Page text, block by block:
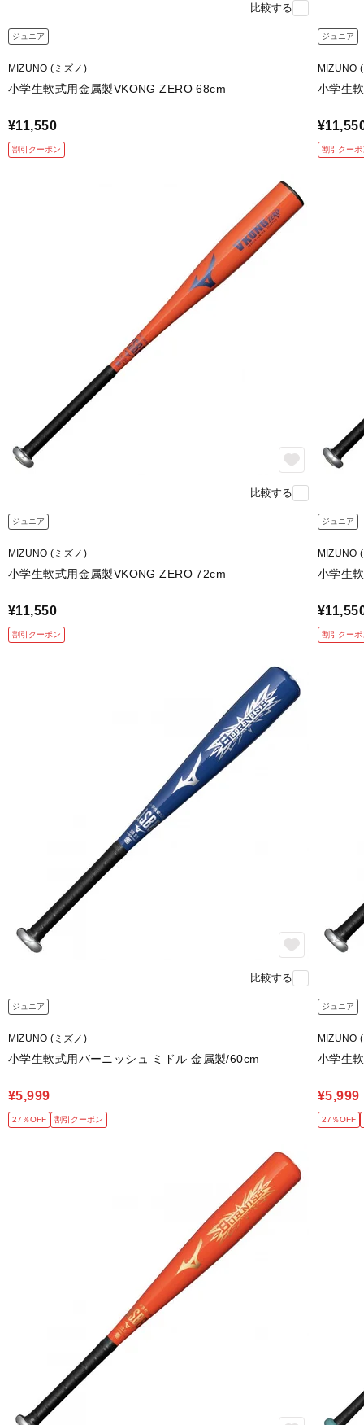
比較する
ジュニア
MIZUNO (ミズノ)
小学生軟式用金属製VKONG ZERO 68cm
¥11,550
割引クーポン
ジュニア
MIZUNO
小学生
割引クーポ
比較する
ジュニア
MIZUNO (ミズノ)
小学生軟式用金属製VKONG ZERO 72cm
¥11,550
割引クーポン
ジュニア
MIZUNO
小学生
割引クーポ
比較する
ジュニア
MIZUNO (ミズノ)
小学生軟式用バーニッシュ ミドル 金属製/60cm
¥5,999
27％OFF 割引クーポン
ジュニア
MIZUNO
小学生
¥5,999
27％OFF